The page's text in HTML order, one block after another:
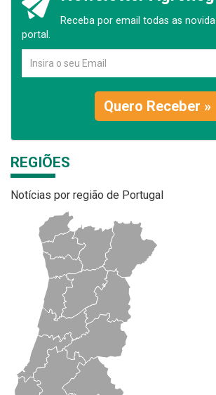
Receba por email todas as
portal.
Quero Receber »
REGIÕES
Notícias por região de Portugal